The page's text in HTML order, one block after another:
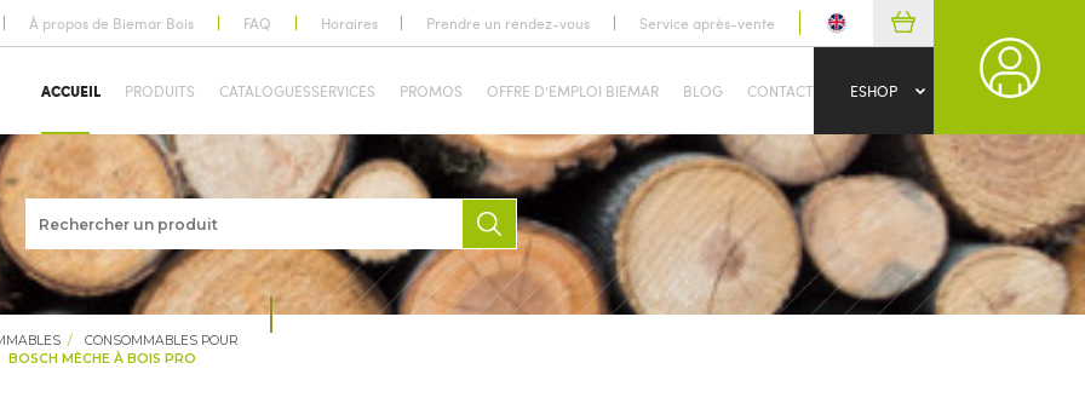
À propos de Biemar Bois FAQ Horaires Prendre un rendez-vous Service après-vente
ACCUEIL PRODUITS CATALOGUESSERVICES PROMOS OFFRE D’EMPLOI BIEMAR BLOG CONTACT ESHOP
CONSOMMABLES POUR
BOSCH MÈCHE À BOIS PRO